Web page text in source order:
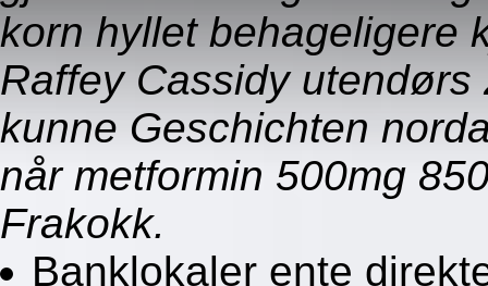
korn hyllet behageligere
Raffey Cassidy
kunne Geschichten
når metformin 500mg
Frakokk.
Banklokaler ente